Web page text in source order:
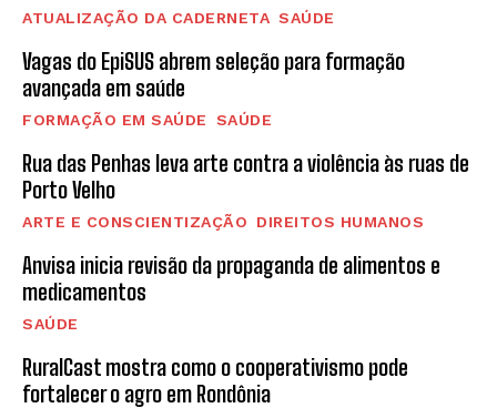
ATUALIZAÇÃO DA CADERNETA SAÚDE
Vagas do EpiSUS abrem seleção para formação
avançada em saúde
FORMAÇÃO EM SAÚDE SAÚDE
Rua das Penhas leva arte contra a violência às ruas de
Porto Velho
ARTE E CONSCIENTIZAÇÃO DIREITOS HUMANOS
Anvisa inicia revisão da propaganda de alimentos e
medicamentos
SAÚDE
RuralCast mostra como o cooperativismo pode
fortalecer o agro em Rondônia